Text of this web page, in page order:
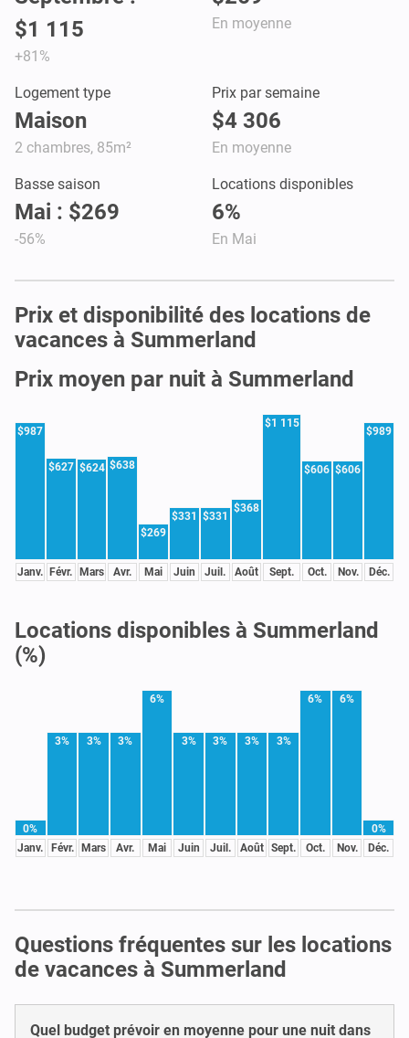
$1 115
+81%
En moyenne
Logement type
Maison
2 chambres, 85m²
Prix par semaine
$4 306
En moyenne
Basse saison
Mai : $269
-56%
Locations disponibles
6%
En Mai
Prix et disponibilité des locations de
vacances à Summerland
Prix moyen par nuit à Summerland
$987
Janv.
$627
Févr.
$624
Mars
$638
Avr.
$269
Mai
$331
Juin
$331
Juil.
$368
Août
$1 115
Sept.
$606
Oct.
$606
Nov.
$989
Déc.
Locations disponibles à Summerland
(%)
0%
Janv.
3%
Févr.
3%
Mars
3%
Avr.
6%
Mai
3%
Juin
3%
Juil.
3%
Août
3%
Sept.
6%
Oct.
6%
Nov.
0%
Déc.
Questions fréquentes sur les locations
de vacances à Summerland
Quel budget prévoir en moyenne pour une nuit dans